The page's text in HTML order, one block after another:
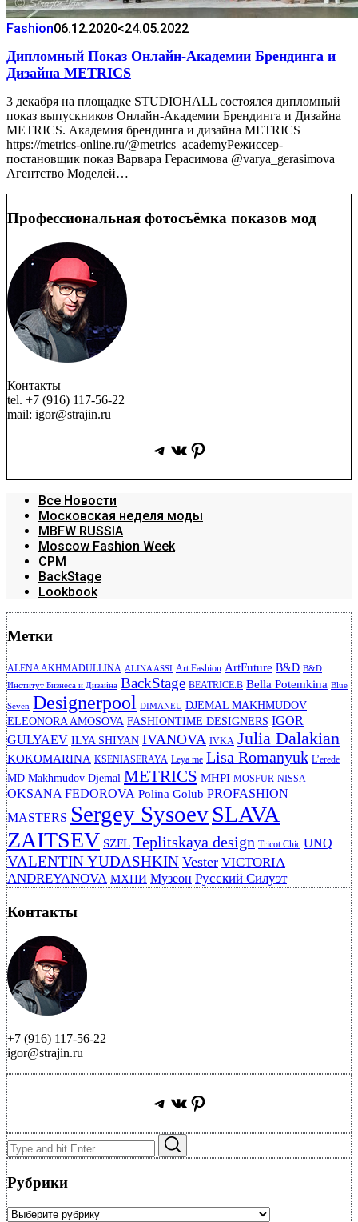
Fashion06.12.2020<24.05.2022
Дипломный Показ Онлайн-Академии Брендинга и
Дизайна METRICS
3 декабря на площадке STUDIOHALL состоялся дипломный
показ выпускников Онлайн-Академии Брендинга и Дизайна
METRICS. Академия брендинга и дизайна METRICS
https://metrics-online.ru/@metrics_academyРежиссер-
постановщик показ Варвара Герасимова @varya_gerasimova
Агентство Моделей…
Профессиональная фотосъёмка показов мод
Контакты
tel. +7 (916) 117-56-22
mail: igor@strajin.ru
Telegram
ВКонтакте
Pinterest
Все Новости
Московская неделя моды
MBFW RUSSIA
Moscow Fashion Week
CPM
BackStage
Lookbook
Метки
ALENA AKHMADULLINA ALINA ASSI Art Fashion ArtFuture B&D B&D
Институт Бизнеса и Дизайна BackStage BEATRICE.B Bella Potemkina Blue
Seven Designerpool DIMANEU DJEMAL MAKHMUDOV
ELEONORA AMOSOVA FASHIONTIME DESIGNERS IGOR
GULYAEV ILYA SHIYAN IVANOVA IVKA Julia Dalakian
KOKOMARINA KSENIASERAYA Leya me Lisa Romanyuk L’erede
MD Makhmudov Djemal METRICS MHPI MOSFUR NISSA
OKSANA FEDOROVA Polina Golub PROFASHION
MASTERS Sergey SysoevSLAVA
ZAITSEV SZFL Teplitskaya design Tricot Chic UNQ
VALENTIN YUDASHKIN Vester VICTORIA
ANDREYANOVA МХПИ Музеон Русский Силуэт
Контакты
+7 (916) 117-56-22
igor@strajin.ru
Telegram
ВКонтакте
Pinterest
Search
for:
Рубрики
Рубрики